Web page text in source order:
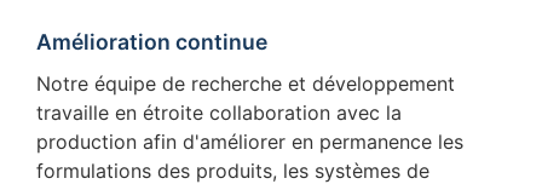
Amélioration continue
Notre équipe de recherche et développement
travaille en étroite collaboration avec la
production afin d'améliorer en permanence les
formulations des produits, les systèmes de